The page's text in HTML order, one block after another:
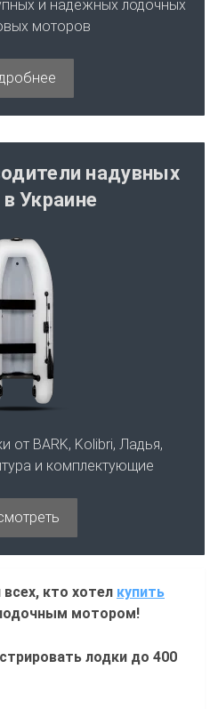
и надежных лодочных
моторов
надувных
Украине
от BARK, Kolibri, Ладья,
и комплектующие
кто хотел купить
мотором!
лодки до 400